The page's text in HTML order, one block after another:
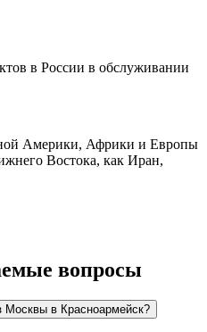
в России в обслуживании
Америки, Африки и Европы
Востока, как Иран,
вопросы
Москвы в Красноармейск?